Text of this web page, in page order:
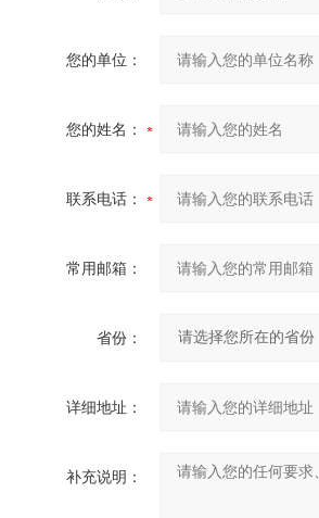
您的单位：
您的姓名：
联系电话：
常用邮箱：
省份：
详细地址：
补充说明：